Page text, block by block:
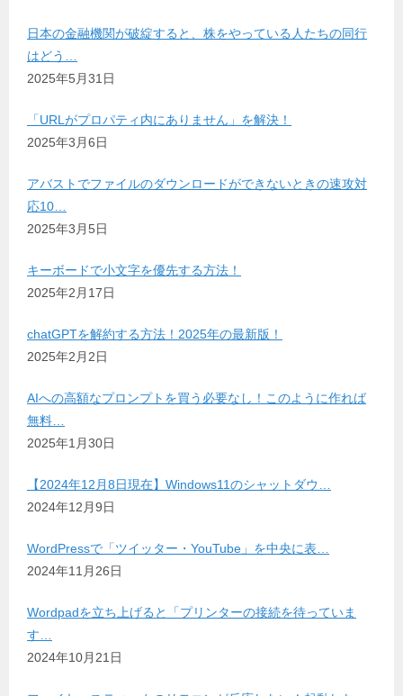
日本の金融機関が破綻すると、株をやっている人たちの同行
はどう…
2025年5月31日
「URLがプロパティ内にありません」を解決！
2025年3月6日
アバストでファイルのダウンロードができないときの速攻対
応10…
2025年3月5日
キーボードで小文字を優先する方法！
2025年2月17日
chatGPTを解約する方法！2025年の最新版！
2025年2月2日
AIへの高額なプロンプトを買う必要なし！このように作れば
無料…
2025年1月30日
【2024年12月8日現在】Windows11のシャットダウ…
2024年12月9日
WordPressで「ツイッター・YouTube」を中央に表…
2024年11月26日
Wordpadを立ち上げると「プリンターの接続を待っていま
す…
2024年10月21日